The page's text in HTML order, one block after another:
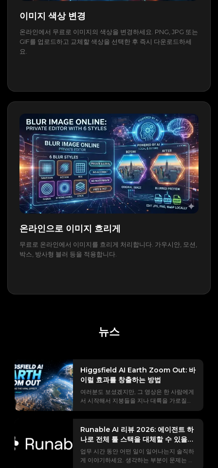
이미지 색상 변경
온라인에서 무료로 이미지의 색상을 변경하세요. PNG, JPG 또는
GIF를 업로드하고 교체할 색상을 선택한 후 즉시 다운로드하세
요.
온라인으로 이미지 흐리게
무료로 온라인에서 이미지를 흐리게 처리합니다. 가우시안, 모션,
박스, 방사형 블러 등을 적용합니다.
뉴스
Higgsfield AI Earth Zoom Out: 바
이럴 효과를 창출하는 방법
여러분도 보셨겠지만, 그 영상은 한 사람에게
서 시작해서 지붕들을 지나 대륙을 가로질러
우주에 떠 있는 지구까지 카메라가 멀어지는
장면으로 시작됩니다. #EarthZoomOut 트
렌드는 10억 회 이상의 조회수를 기록했으며,
그 대부분은 Higgsfield AI를 사용하여 제작
되었습니다. 하지만 실제로 사용해 보셨다면,
모든 튜토리얼에서 건너뛰는 부분들을 경험
했을 가능성이 높습니다. 편집 도중에 나타나
Runable AI 리뷰 2026: 에이전트 하
나로 전체 툴 스택을 대체할 수 있을
까?
업무 시간 동안 어떤 일이 일어나는지 솔직하
게 이야기하세요. 생각하는 부분이 문제는 아